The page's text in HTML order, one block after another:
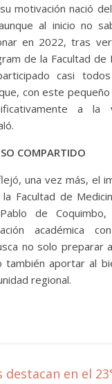
motivación nació
al inicio no
en 2022, tras
de la Facultad de
casi
con este
a la
COMPARTIDO
una vez más, el
Facultad de
de
académica
no solo preparar
también aportar al
regional.
destacan en el